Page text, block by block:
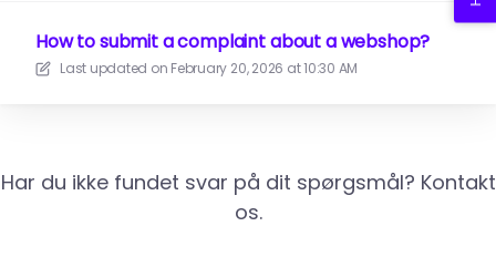
How to submit a complaint about a webshop?
Last updated on February 20, 2026 at 10:30 AM
Har du ikke fundet svar på dit spørgsmål? Kontakt
os.